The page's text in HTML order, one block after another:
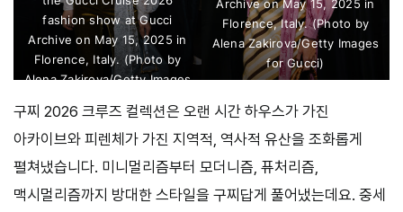
fashion show at Gucci
Archive on May 15, 2025 in
Florence, Italy. (Photo by
Alena Zakirova/Getty Images
Archive on May 15, 2025 in
Florence, Italy. (Photo by
Alena Zakirova/Getty Images
for Gucci)
구찌 2026 크루즈 컬렉션은 오랜 시간 하우스가 가진
아카이브와 피렌체가 가진 지역적, 역사적 유산을 조화롭게
펼쳐냈습니다. 미니멀리즘부터 모더니즘, 퓨처리즘,
맥시멀리즘까지 방대한 스타일을 구찌답게 풀어냈는데요. 중세